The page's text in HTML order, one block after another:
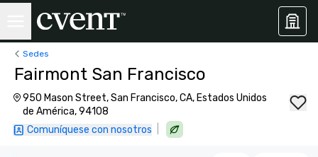
Sedes
Fairmont San Francisco
950 Mason Street, San Francisco, CA, Estados Unidos
de América, 94108
Comuníquese con nosotros